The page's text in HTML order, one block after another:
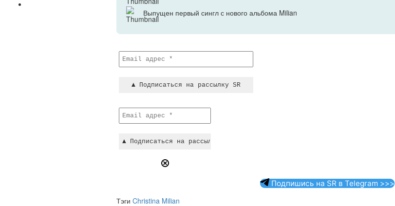
Выпущен первый сингл с нового альбома Milian
Подпишись на SR в Telegram >>>
Тэги Christina Milian